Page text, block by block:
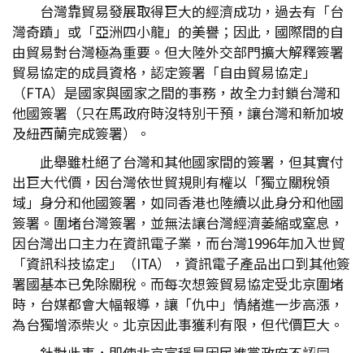
台灣靠貿易發展取得巨大的經濟成功，過去有「台
灣奇蹟」或「亞洲四小龍」的美譽；因此，國際間的自
由貿易對台灣極為重要。但大陸外交部門擴大解釋簽署
貿易協定的成員資格，認定簽署「自由貿易協定」
（FTA）是國家與國家之間的事務，故全力封鎖台灣和
他國簽署（只在馬政府時沒特別干預，讓台灣和新加坡
及紐西蘭完成簽署）。
此舉雖杜絕了台灣和其他國家間的簽署，但其實付
出巨大代價，因台灣依世貿規則有權以「獨立關稅領
域」身分和他國簽署，如同香港也陸續以此身分和他國
簽署。圍堵台灣簽署，並無法讓台灣經濟萎縮或窒息，
因台灣出口主力在資訊電子業，而台灣1996年加入世貿
「資訊科技協定」（ITA），資訊電子產品出口到其他簽
署國基本已免除關稅。而每次想簽貿易協定受北京圍堵
時，台媒都會大幅報導，讓「仇中」情緒進一步高漲，
為台獨增添柴火。北京因此事獲利有限，但代價巨大。